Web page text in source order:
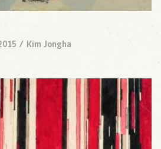
/ Kim Jongha